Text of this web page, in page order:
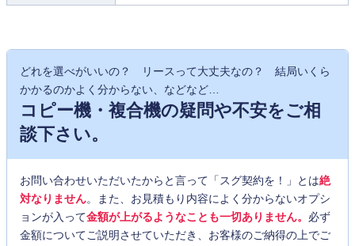
どれを選べがいいの？ リースって大丈夫なの？ 結局いくら
かかるのかよく分からない、などなど…
コピー機・複合機の疑問や不安をご相
談下さい。
お問い合わせいただいたからと言って「スグ契約を！」とは絶
対なりません。また、お見積もり内容によく分からないオプシ
ョンが入って金額が上がるようなことも一切ありません。 必ず
金額についてご説明させていただき、お客様のご納得の上でご